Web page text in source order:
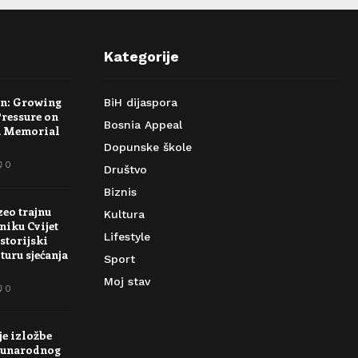
Growing
on
Memorial
0
trajnu
Cvijet
sjećanja
0
izložbe
Kategorije
BiH dijaspora
Bosnia Appeal
Dopunske škole
Društvo
Biznis
Kultura
Lifestyle
Sport
Moj stav